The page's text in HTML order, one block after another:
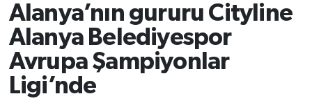
Alanya’nın gururu Cityline
Alanya Belediyespor
Avrupa Şampiyonlar
Ligi’nde
Resmi İlanlar
Alanyaspor
Turizm
Süper Lig Puan Durumu ve Fikstür
Tüm Manşetler
Son Dakika Haberleri